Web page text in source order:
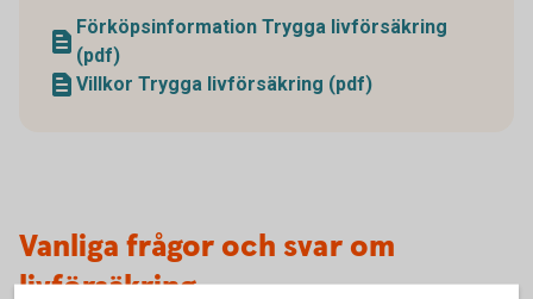
Förköpsinformation Trygga livförsäkring
(pdf)
Villkor Trygga livförsäkring (pdf)
Vanliga frågor och svar om
livförsäkring